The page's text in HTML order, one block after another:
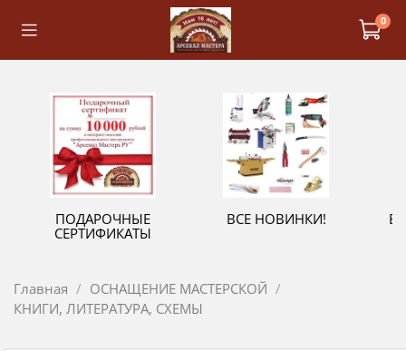
0
ПОДАРОЧНЫЕ
СЕРТИФИКАТЫ
ВСЕ НОВИНКИ!
Главная
ОСНАЩЕНИЕ МАСТЕРСКОЙ
КНИГИ, ЛИТЕРАТУРА, СХЕМЫ